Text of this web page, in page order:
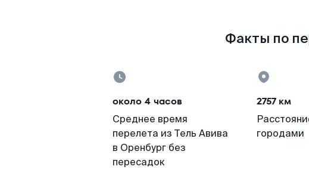
Факты по
около 4 часов
Среднее время
перелета из Тель Авива
в Оренбург без
пересадок
2757 км
городами